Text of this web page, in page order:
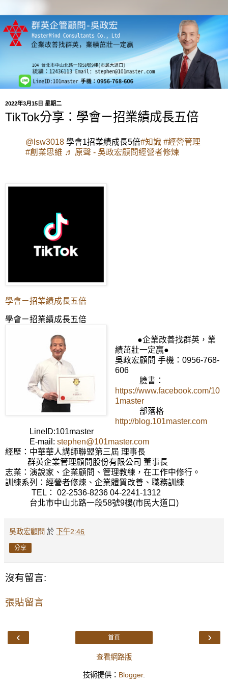
2022年3月15日 星期二
TikTok分享：學會ㄧ招業績成長五倍
@lsw3018 學會1招業績成長5倍#知識 #經營管理
#創業思維 ♬ 原聲 - 吳政宏顧問經營者修煉
學會ㄧ招業績成長五倍
學會ㄧ招業績成長五倍
●企業改善找群英，業
績茁壯一定贏●
吳政宏顧問 手機：0956-768-
606
臉書：
https://www.facebook.com/10
1master
部落格
http://blog.101master.com
LineID:101master
E-mail: stephen@101master.com
經歷：中華華人講師聯盟第三屆 理事長
群英企業管理顧問股份有限公司 董事長
志業：演說家、企業顧問、管理教練，在工作中修行。
訓練系列：經營者修煉、企業體質改善、職務訓練
TEL： 02-2536-8236 04-2241-1312
台北市中山北路一段58號9樓(市民大道口)
吳政宏顧問 於 下午2:46
分享
沒有留言:
張貼留言
‹ ›
首頁
查看網路版
技術提供： Blogger.